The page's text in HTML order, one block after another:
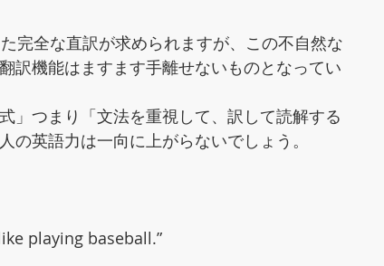
完全な直訳が求められますが、この不自然な
訳機能はますます手離せないものとなってい
」つまり「文法を重視して、訳して読解する
英語力は一向に上がらないでしょう。
playing baseball.”